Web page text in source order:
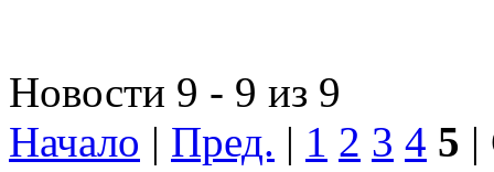
Новости 9 - 9 из 9
Начало | Пред. | 1 2 3 4 5 |